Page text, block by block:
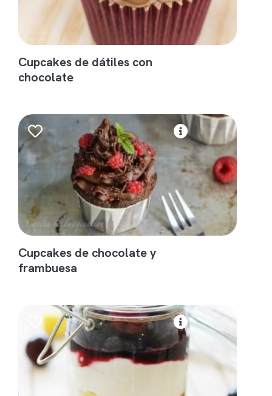
Cupcakes de dátiles con
chocolate
Cupcakes de chocolate y
frambuesa